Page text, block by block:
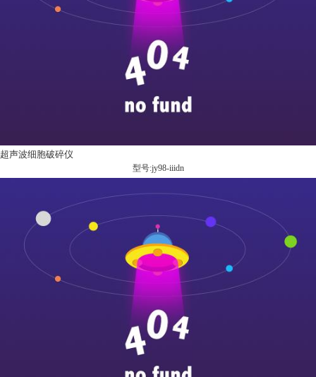
超声波细胞破碎仪
型号:jy98-iiidn